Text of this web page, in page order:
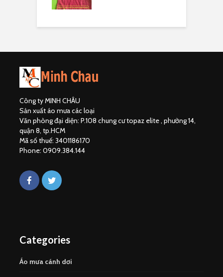
Công ty MINH CHÂU
Sản xuất áo mưa các loại
Văn phòng đại diện: P.108 chung cư topaz elite , phường 14,
quận 8, tp.HCM
Mã số thuế: 3401186170
Phone: 0909.384.144
Categories
Áo mưa cánh dơi